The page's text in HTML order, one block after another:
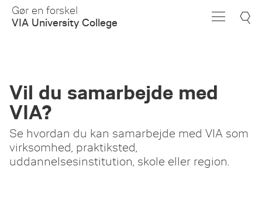
Skip
Main
Gør en forskel
VIA University College
Vil du samarbejde med
VIA?
Se hvordan du kan samarbejde med VIA som
virksomhed, praktiksted,
uddannelsesinstitution, skole eller region.